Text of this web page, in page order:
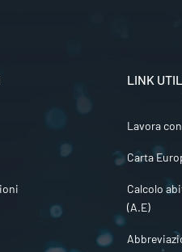
LINK
Lavora
Carta
Calcolo
(A.E)